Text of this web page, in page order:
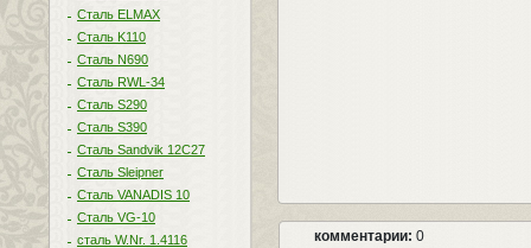
Сталь ELMAX
Сталь K110
Сталь N690
Сталь RWL-34
Сталь S290
Сталь S390
Сталь Sandvik 12C27
Сталь Sleipner
Сталь VANADIS 10
Сталь VG-10
сталь W.Nr. 1.4116
комментарии: 0